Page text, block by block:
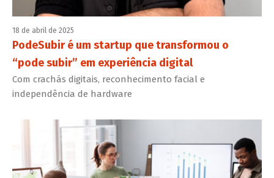
18 de abril de 2025
PodeSubir é um startup que transformou o
“pode subir” em experiência digital
Com crachás digitais, reconhecimento facial e
independência de hardware